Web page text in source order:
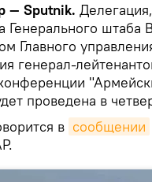
— Sputnik.
Генерального
Главного
генерал-
проведена в
в сообщении